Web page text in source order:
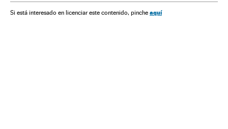
Seleção Futebol Japão Seleção Futebol Rússia
Si está interesado en licenciar este contenido, pinche aquí